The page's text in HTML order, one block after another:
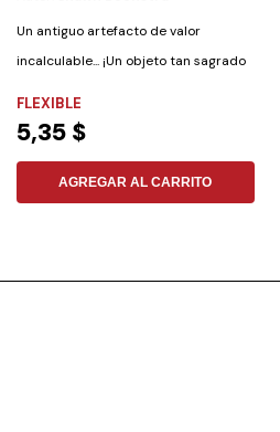
Un antiguo artefacto de valor
incalculable... ¡Un objeto tan sagrado
FLEXIBLE
5,35 $
AGREGAR AL CARRITO